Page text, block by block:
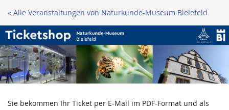
Zum
Inhalt
springen
« Alle Veranstaltungen von Naturkunde-Museum Bielefeld
Sie bekommen Ihr Ticket per E-Mail im PDF-Format und als